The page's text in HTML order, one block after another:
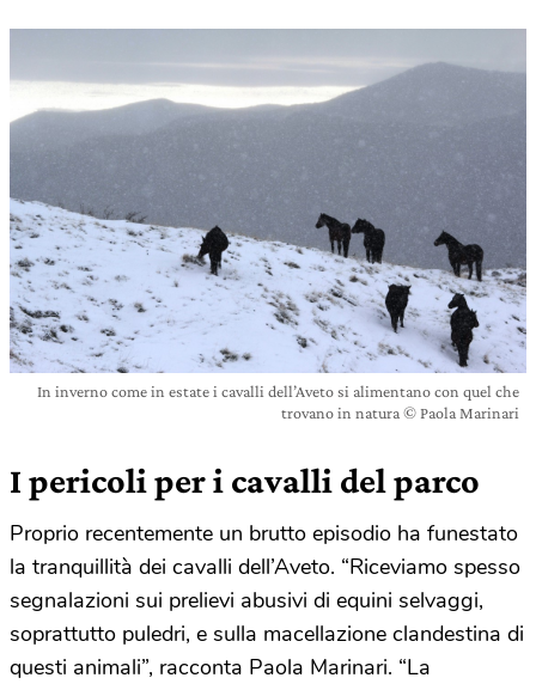
In inverno come in estate i cavalli dell’Aveto si alimentano con quel che
trovano in natura © Paola Marinari
I pericoli per i cavalli del parco
Proprio recentemente un brutto episodio ha funestato
la tranquillità dei cavalli dell’Aveto. “Riceviamo spesso
segnalazioni sui prelievi abusivi di equini selvaggi,
soprattutto puledri, e sulla macellazione clandestina di
questi animali”, racconta Paola Marinari. “La